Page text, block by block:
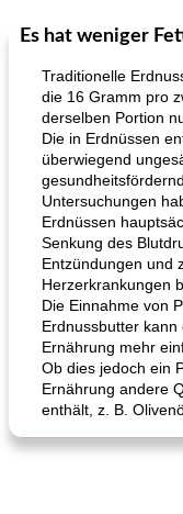
Mittagessen / Snacks
Hühnchen,
Es hat weniger
Traditionelle
die 16 Gramm pro
derselben Portion
Die in Erdnüssen
überwiegend
Untersuchungen
Erdnüssen
Senkung des
Entzündungen und
Herzerkrankungen
Die Einnahme von
Erdnussbutter
Ernährung mehr
Ob dies jedoch ein
Ernährung andere
enthält, z. B.